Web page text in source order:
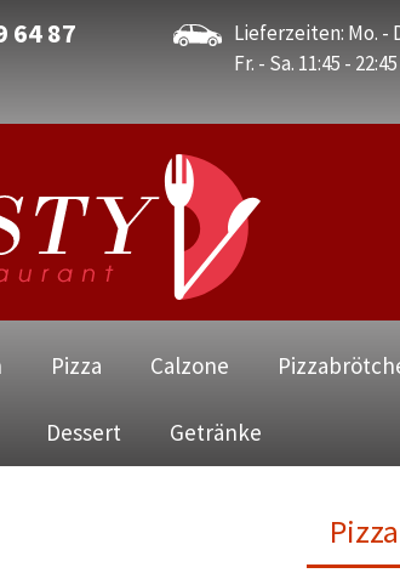
64 87
Lieferzeiten: Mo. -
Fr. - Sa. 11:45 -
Pizza Calzone
Dessert Getränke
Pizza